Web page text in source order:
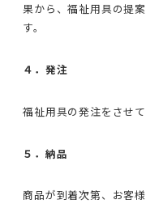
果から、福祉用具の提
す。
４．発注
福祉用具の発注をさせて
５．納品
商品が到着次第、お客